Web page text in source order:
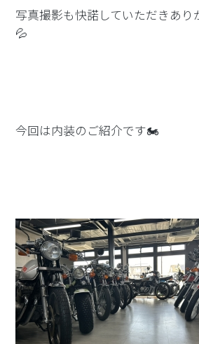
写真撮影も快諾していただきあり
💦
今回は内装のご紹介です🏍️